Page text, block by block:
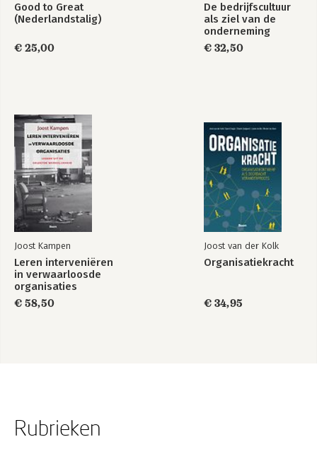
Good to Great
(Nederlandstalig)
€ 25,00
De bedrijfscultuur
als ziel van de
onderneming
€ 32,50
Joost Kampen
Leren interveniëren
in verwaarloosde
organisaties
€ 58,50
Joost van der Kolk
Organisatiekracht
€ 34,95
Rubrieken